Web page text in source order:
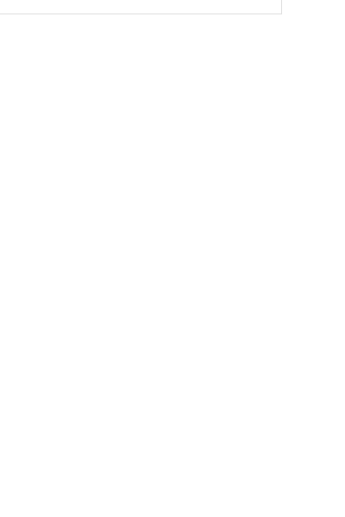
响；<&list>3.稳定器的转向胶套和球头